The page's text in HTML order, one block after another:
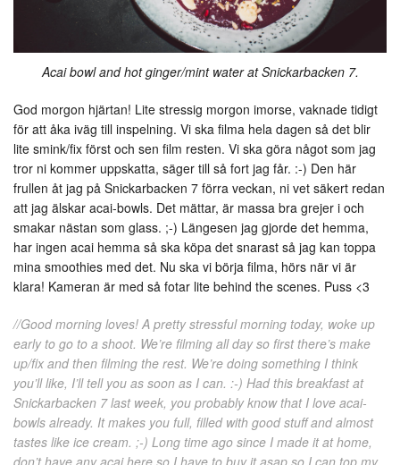
Acai bowl and hot ginger/mint water at Snickarbacken 7.
God morgon hjärtan! Lite stressig morgon imorse, vaknade tidigt
för att åka iväg till inspelning. Vi ska filma hela dagen så det blir
lite smink/fix först och sen film resten. Vi ska göra något som jag
tror ni kommer uppskatta, säger till så fort jag får. :-) Den här
frullen åt jag på Snickarbacken 7 förra veckan, ni vet säkert redan
att jag älskar acai-bowls. Det mättar, är massa bra grejer i och
smakar nästan som glass. ;-) Längesen jag gjorde det hemma,
har ingen acai hemma så ska köpa det snarast så jag kan toppa
mina smoothies med det. Nu ska vi börja filma, hörs när vi är
klara! Kameran är med så fotar lite behind the scenes. Puss <3
//Good morning loves! A pretty stressful morning today, woke up
early to go to a shoot. We’re filming all day so first there’s make
up/fix and then filming the rest. We’re doing something I think
you’ll like, I’ll tell you as soon as I can. :-) Had this breakfast at
Snickarbacken 7 last week, you probably know that I love acai-
bowls already. It makes you full, filled with good stuff and almost
tastes like ice cream. ;-) Long time ago since I made it at home,